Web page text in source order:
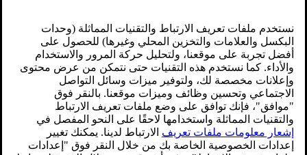
الخدمة مركز الخدمةالتطبيق
بدء تشغيل السخان عن بُعد
X
إنذار أوتوماتيكي
X
إنذار يدوي
المساعدة على جانب الطريق
X
X
إشعار السرقة (TN)
X
X
تتبع السيارة المسروقة (SVT)
X
إلغاء قفل الباب عن بُعد (RDU)
X
X
القفل عن بُعد
X